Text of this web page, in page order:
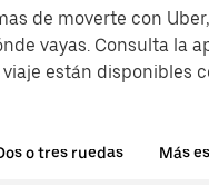
de moverte con
vayas. Consulta la
están disponibles
o tres ruedas Más